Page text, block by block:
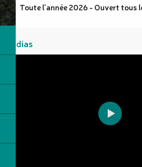
Toute l'année 2026 - Ouvert tous
Médias